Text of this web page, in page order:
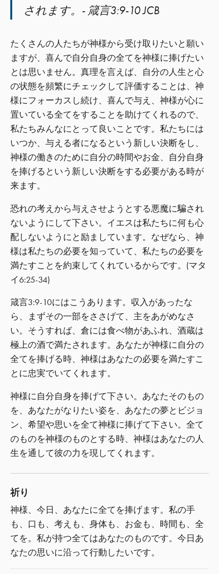
されます。- 箴言3:9-10 JCB
たくさんの人たちが神様から受け取りたいと願い
ますが、喜んで自分自身の全てを神様に捧げたい
とは思いません。真理を言えば、自分の人生と心
の状態を頻繁にチェックして評価することは、神
様にフォーカスし続け、喜んで与え、神様が心に
置いている全てをすることを助けてくれるので、
私たちみんなにとって良いことです。私たちには
いつか、与える者になるという新しい決断をし、
神様の働きのために自分の時間やお金、自分自身
を捧げるという新しい決断をする必要がある時が
来ます。
恐れの考えから与えさせようとする悪魔に騙され
ないようにして下さい。イエスは私たちに何も心
配しないようにと励ましています。なぜなら、神
様は私たちの必要を知っていて、私たちの必要を
満たすことを約束してくれているからです。(マタ
イ6:25-34)
箴言3:9-10にはこうあります。収入があったな
ら、まずその一部をささげて、主をあがめなさ
い。そうすれば、倉には食べ物があふれ、酒蔵は
極上の酒で満たされます。あなたが神様に自分の
全てを捧げる時、神様はあなたの必要を満たすこ
とに忠実でいてくれます。
神様に自分自身を捧げて下さい。あなたそのもの
を、あなたがなりたい姿を、あなたの夢とビジョ
ン、希望や思いを全て神様に捧げて下さい。全て
のものを神様のものとする時、神様はあなたの人
生を通して彼の力を現してくれます。
祈り
神様、今日、あなたに全てを捧げます。私の手
も、口も、考えも、身体も、お金も、時間も、全
てを。私が持つ全てはあなたのものです。今日あ
なたの思いに沿って行動したいです。